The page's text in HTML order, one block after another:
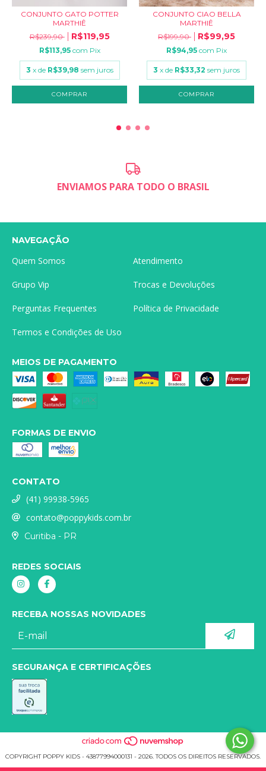
CONJUNTO GATO POTTER
MARTHIÊ
R$239,90
R$119,95
R$113,95 com Pix
3 x de R$39,98 sem juros
COMPRAR
CONJUNTO CIAO BELLA
MARTHIÊ
R$199,90
R$99,95
R$94,95 com Pix
3 x de R$33,32 sem juros
COMPRAR
ENVIAMOS PARA TODO O BRASIL
NAVEGAÇÃO
Quem Somos Atendimento
Grupo Vip Trocas e Devoluções
Perguntas Frequentes Política de Privacidade
Termos e Condições de Uso
MEIOS DE PAGAMENTO
FORMAS DE ENVIO
CONTATO
(41) 99938-5965
contato@poppykids.com.br
Curitiba - PR
REDES SOCIAIS
RECEBA NOSSAS NOVIDADES
SEGURANÇA E CERTIFICAÇÕES
COPYRIGHT POPPY KIDS - 43877994000131 - 2026. TODOS OS DIREITOS RESERVADOS.